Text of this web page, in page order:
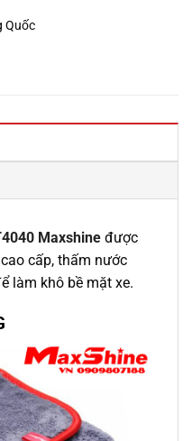
Quốc
Maxshine được
cấp, thấm nước
làm khô bề mặt xe.